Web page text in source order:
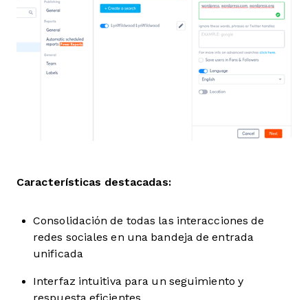
Características destacadas:
Consolidación de todas las interacciones de
redes sociales en una bandeja de entrada
unificada
Interfaz intuitiva para un seguimiento y